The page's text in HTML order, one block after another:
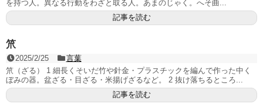
を持つ人。異なる行動をわざと取る人。あまのじゃく。へそ曲...
記事を読む
笊
2025/2/25
言葉
笊（ざる） 1 細長くそいだ竹や針金・プラスチックを編んで作った中く
ぼみの器。盆ざる・目ざる・米揚げざるなど。 2 抜け落ちるところ...
記事を読む